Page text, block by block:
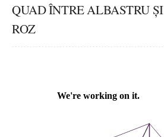
QUAD ÎNTRE ALBASTRU ȘI
ROZ